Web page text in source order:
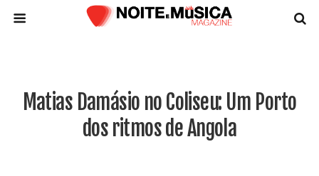
Matias Damásio no Coliseu: Um Porto
dos ritmos de Angola